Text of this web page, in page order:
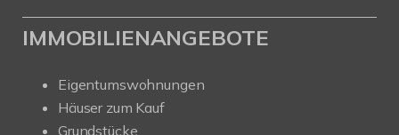
IMMOBILIENANGEBOTE
Eigentumswohnungen
Häuser zum Kauf
Grundstücke